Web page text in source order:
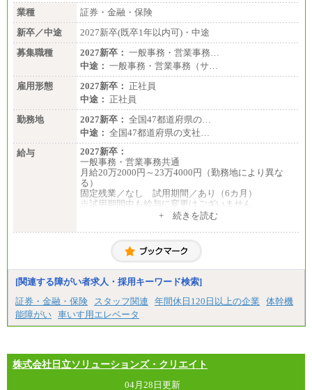
業種
証券・金融・保険
新卒／中途
2027新卒(既卒1年以内可)・中途
募集職種
2027新卒： 一般事務・営業事務…
中途： 一般事務・営業事務（サ…
雇用形態
2027新卒： 正社員
中途： 正社員
勤務地
2027新卒： 全国47都道府県の…
中途： 全国47都道府県の支社…
給与
2027新卒：
一般事務・営業事務共通
月給20万2000円～23万4000円（勤務地により異な
る）
固定残業／なし 試用期間／あり（6カ月）
※試用期間中も給与に変更はございません
月給20万2000円～23万4000円（勤務地により異な
固定残業／なし 試用期間／あり（6か月）
+ 続きを読む
[関連する障がい者求人・採用キーワード検索]
証券・金融・保険
スタッフ関連 年間休日120日以上の企業
体幹機
能障がい 車いす用エレベータ
株式会社日立ソリューションズ・クリエイト
04月28日更新